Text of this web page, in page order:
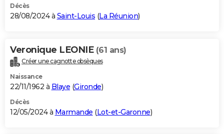
Décès
28/08/2024 à Saint-Louis (La Réunion)
Veronique LEONIE (61 ans)
Créer une cagnotte obsèques
Naissance
22/11/1962 à Blaye (Gironde)
Décès
12/05/2024 à Marmande (Lot-et-Garonne)